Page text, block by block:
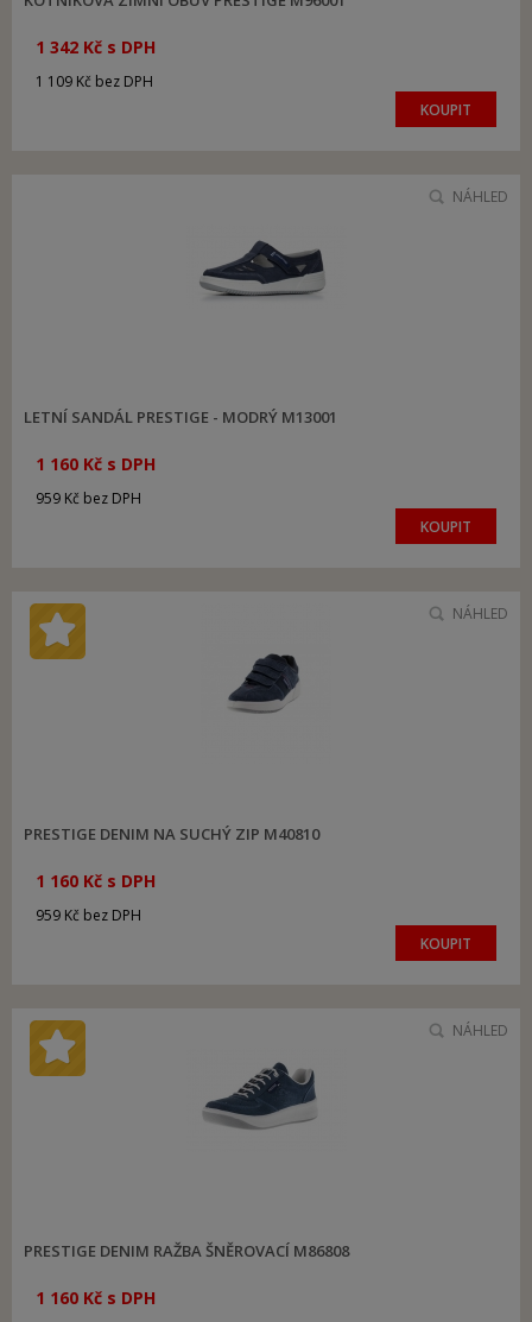
1 342 Kč s DPH
1 109 Kč bez DPH
KOUPIT
LETNÍ SANDÁL PRESTIGE - MODRÝ M13001
1 160 Kč s DPH
959 Kč bez DPH
KOUPIT
NÁHLED
PRESTIGE DENIM NA SUCHÝ ZIP M40810
1 160 Kč s DPH
959 Kč bez DPH
KOUPIT
NÁHLED
PRESTIGE DENIM RAŽBA ŠNĚROVACÍ M86808
1 160 Kč s DPH
NÁHLED